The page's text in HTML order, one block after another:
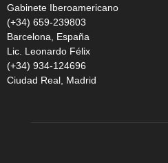
Gabinete Iberoamericano
(+34) 659-239803
Barcelona, España
Lic. Leonardo Félix
(+34) 934-124696
Ciudad Real, Madrid